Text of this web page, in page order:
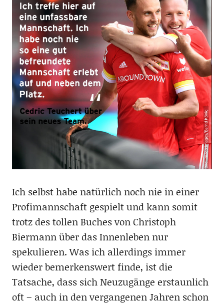
Ich selbst habe natürlich noch nie in einer
Profimannschaft gespielt und kann somit
trotz des tollen Buches von Christoph
Biermann über das Innenleben nur
spekulieren. Was ich allerdings immer
wieder bemerkenswert finde, ist die
Tatsache, dass sich Neuzugänge erstaunlich
oft – auch in den vergangenen Jahren schon